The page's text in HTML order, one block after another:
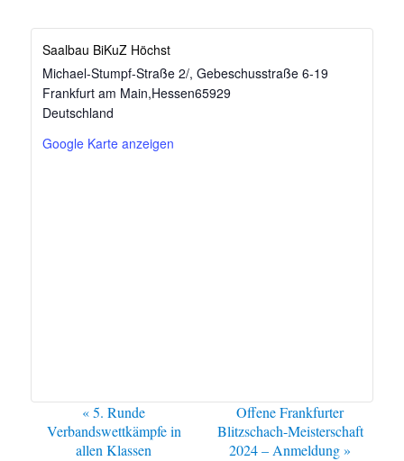
Saalbau BiKuZ Höchst
Michael-Stumpf-Straße 2/, Gebeschusstraße 6-19
Frankfurt am Main,Hessen65929
Deutschland
Google Karte anzeigen
«5. Runde
Verbandswettkämpfe in
allen Klassen
Offene Frankfurter
Blitzschach-Meisterschaft
2024 – Anmeldung»